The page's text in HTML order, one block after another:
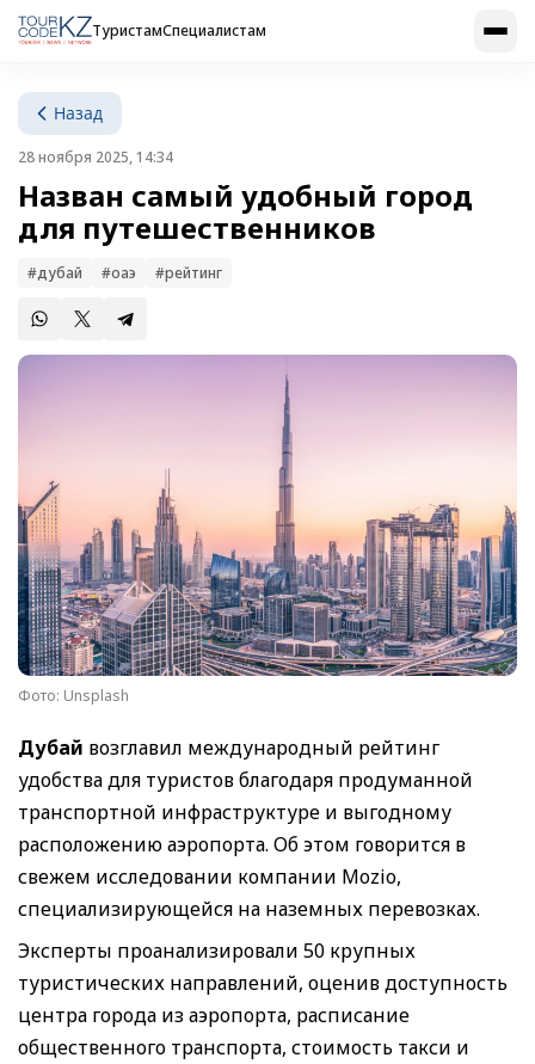
ТуристамСпециалистам
Назад
28 ноября 2025, 14:34
Назван самый удобный город
для путешественников
#дубай #оаэ #рейтинг
Фото: Unsplash
Дубай возглавил международный рейтинг
удобства для туристов благодаря продуманной
транспортной инфраструктуре и выгодному
расположению аэропорта. Об этом говорится в
свежем исследовании компании Mozio,
специализирующейся на наземных перевозках.
Эксперты проанализировали 50 крупных
туристических направлений, оценив доступность
центра города из аэропорта, расписание
общественного транспорта, стоимость такси и